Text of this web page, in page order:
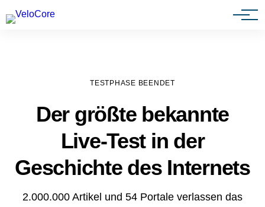
Agenturen & Webdesigner
TESTPHASE BEENDET
Der größte bekannte
Live-Test in der
Geschichte des Internets
2.000.000 Artikel und 54 Portale verlassen das